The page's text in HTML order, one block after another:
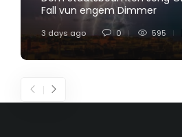
Fall vun engem Dimmer
3 days ago 0 595